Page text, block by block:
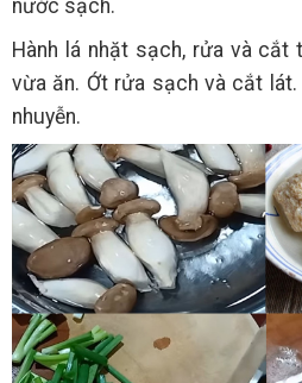
nước sạch.
Hành lá nhặt sạch, rửa và cắt
vừa ăn. Ớt rửa sạch và cắt
nhuyễn.